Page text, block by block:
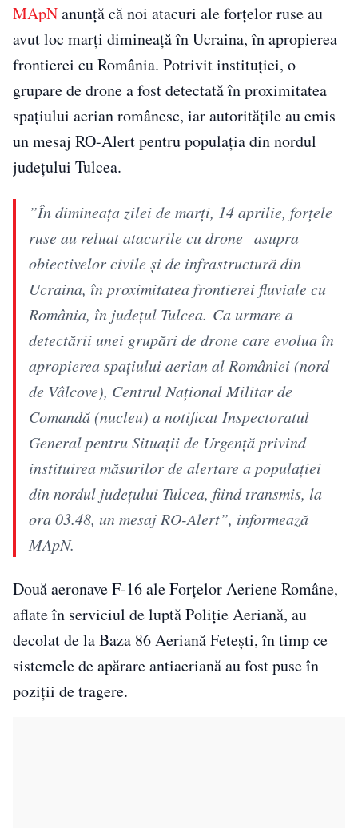
MApNanunță că noi atacuri ale forțelor ruse au
avut loc marți dimineață în Ucraina, în apropierea
frontierei cu România. Potrivit instituției, o
grupare de drone a fost detectată în proximitatea
spațiului aerian românesc, iar autoritățile au emis
un mesaj RO-Alert pentru populația din nordul
județului Tulcea.
”În dimineaţa zilei de marţi, 14 aprilie, forţele
ruse au reluat atacurile cu drone asupra
obiectivelor civile şi de infrastructură din
Ucraina, în proximitatea frontierei fluviale cu
România, în judeţul Tulcea. Ca urmare a
detectării unei grupări de drone care evolua în
apropierea spaţiului aerian al României (nord
de Vâlcove), Centrul Naţional Militar de
Comandă (nucleu) a notificat Inspectoratul
General pentru Situaţii de Urgenţă privind
instituirea măsurilor de alertare a populaţiei
din nordul judeţului Tulcea, fiind transmis, la
ora 03.48, un mesaj RO-Alert”, informează
MApN.
Două aeronave F-16 ale Forțelor Aeriene Române,
aflate în serviciul de luptă Poliție Aeriană, au
decolat de la Baza 86 Aeriană Fetești, în timp ce
sistemele de apărare antiaeriană au fost puse în
poziții de tragere.